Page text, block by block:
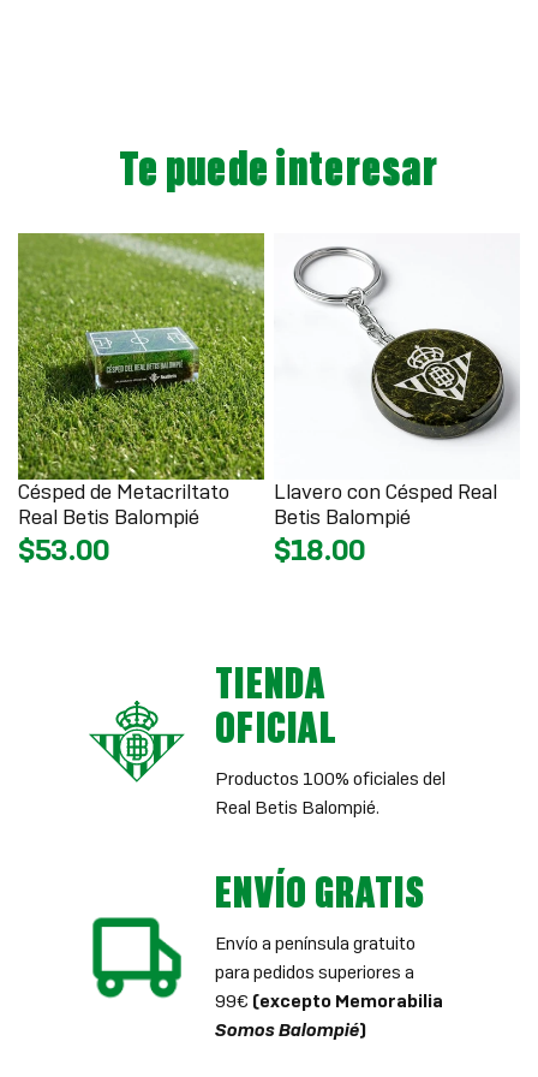
Te puede interesar
Césped de Metacriltato
Real Betis Balompié
$53.00
Llavero con Césped Real
Betis Balompié
$18.00
TIENDA
OFICIAL
Productos 100% oficiales del
Real Betis Balompié.
ENVÍO GRATIS
Envío a península gratuito
para pedidos superiores a
99€ (excepto Memorabilia
Somos Balompié)